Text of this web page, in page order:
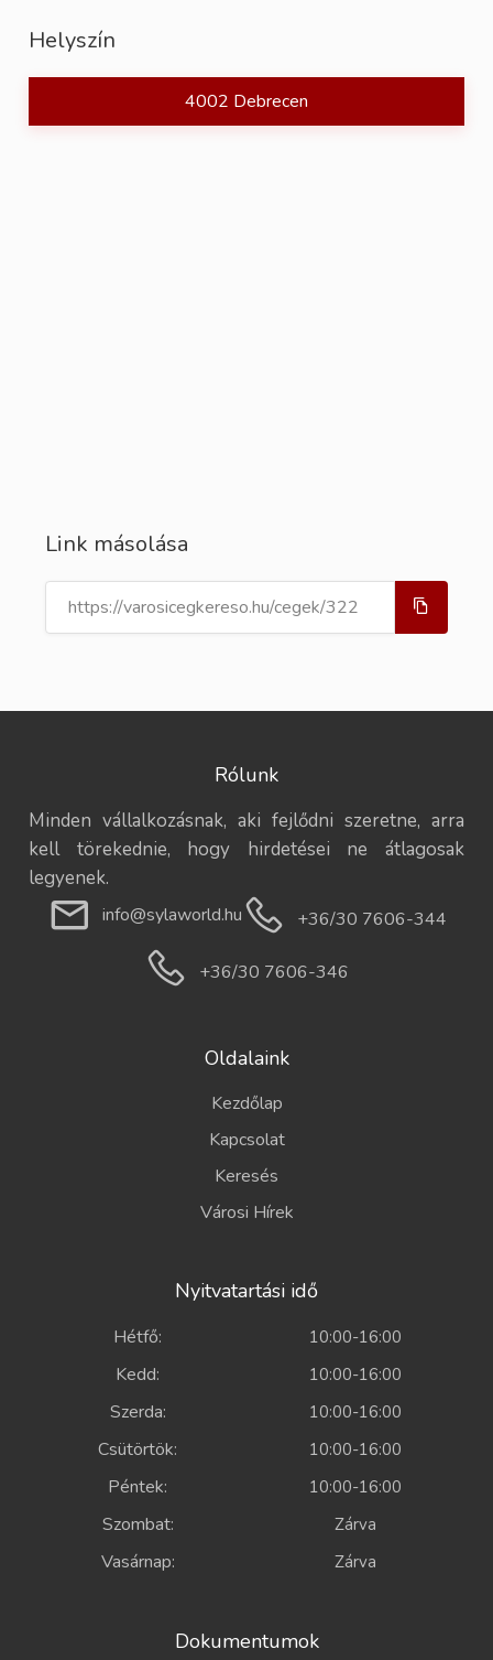
Helyszín
4002 Debrecen
Link másolása
Rólunk
Minden vállalkozásnak, aki fejlődni szeretne, arra
kell törekednie, hogy hirdetései ne átlagosak
legyenek.
info@sylaworld.hu +36/30 7606-344
+36/30 7606-346
Oldalaink
Kezdőlap
Kapcsolat
Keresés
Városi Hírek
Nyitvatartási idő
Hétfő: 10:00-16:00
Kedd: 10:00-16:00
Szerda: 10:00-16:00
Csütörtök: 10:00-16:00
Péntek: 10:00-16:00
Szombat: Zárva
Vasárnap: Zárva
Dokumentumok